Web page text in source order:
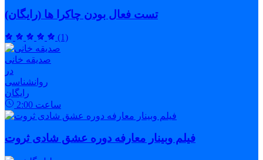
تست فعال بودن چاکرا ها (رایگان)
(1)
صدیقه خانی
در
روانشناسی
رایگان
2:00 ساعت
فیلم وبینار معارفه دوره عشق شادی ثروت